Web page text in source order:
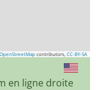
OpenStreetMap contributors, CC-BY-SA
en ligne droite